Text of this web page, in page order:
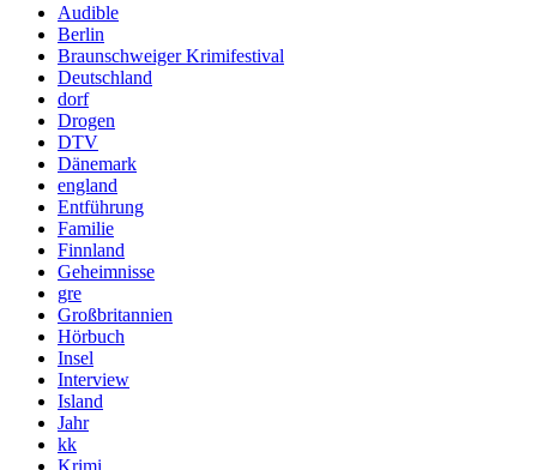
Audible
Berlin
Braunschweiger Krimifestival
Deutschland
dorf
Drogen
DTV
Dänemark
england
Entführung
Familie
Finnland
Geheimnisse
gre
Großbritannien
Hörbuch
Insel
Interview
Island
Jahr
kk
Krimi